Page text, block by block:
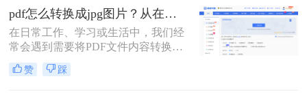
件，但如果你不想使用这些软件，那
么你可以尝试以下方法。
pdf怎么转换成jpg图片？从在线工具到专业软件，总有一款适合你！
在日常工作、学习或生活中，我们经
常会遇到需要将PDF文件内容转换为
JPG图片的场景。或许是希望将一份
报告中的图表插入PPT演示，或许是
赞 踩